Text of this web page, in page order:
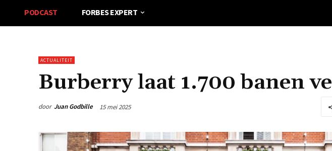
PODCAST FORBES EXPERT
ACTUALITEIT
Burberry laat 1.700 banen
door Juan Godbille 15 mei 2025